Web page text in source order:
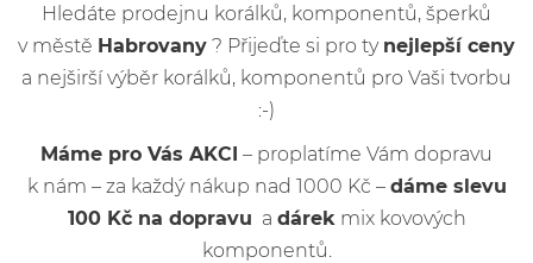
Hledáte prodejnu korálků, komponentů, šperků
v městě Habrovany ? Přijeďte si pro ty nejlepší ceny
a nejširší výběr korálků, komponentů pro Vaši tvorbu
:-)
Máme pro Vás AKCI – proplatíme Vám dopravu
k nám – za každý nákup nad 1000 Kč – dáme slevu
100 Kč na dopravu a dárek mix kovových
komponentů.